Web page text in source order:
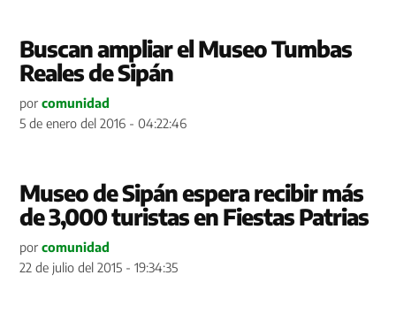
Buscan ampliar el Museo Tumbas
Reales de Sipán
por comunidad
5 de enero del 2016 - 04:22:46
Museo de Sipán espera recibir más
de 3,000 turistas en Fiestas Patrias
por comunidad
22 de julio del 2015 - 19:34:35